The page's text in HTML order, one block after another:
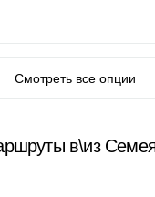
Смотреть все опции
в\из